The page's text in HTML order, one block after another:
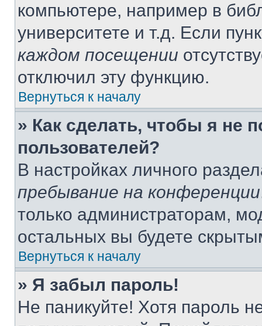
компьютере, например в
университете и т.д. Если
каждом посещении
отключил эту функцию.
Вернуться к началу
» Как сделать, чтобы я не
пользователей?
В настройках личного
пребывание на конференции
только администраторам,
остальных вы будете
Вернуться к началу
» Я забыл пароль!
Не паникуйте! Хотя пароль